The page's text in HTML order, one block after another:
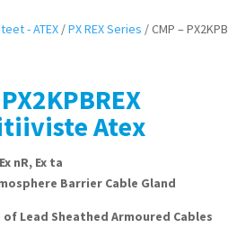
- ATEX /PX REX Series / CMP –
Atex
nR, Ex ta
Barrier Cable Gland
Lead Sheathed Armoured Cables